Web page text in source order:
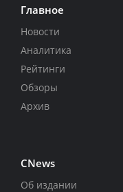
Главное
Новости
Аналитика
Рейтинги
Обзоры
Архив
CNews
Об издании